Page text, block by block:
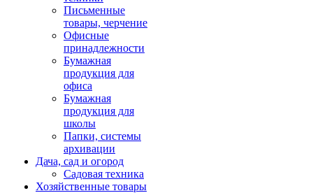
Письменные
товары, черчение
Офисные
принадлежности
Бумажная
продукция для
офиса
Бумажная
продукция для
школы
Папки, системы
архивации
Дача, сад и огород
Садовая техника
Хозяйственные товары